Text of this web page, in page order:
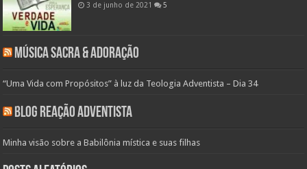
3 de junho de 2021 5
Música Sacra & Adoração
“Uma Vida com Propósitos” à luz da Teologia Adventista – Dia 34
Blog Reação Adventista
Minha visão sobre a Babilônia mística e suas filhas